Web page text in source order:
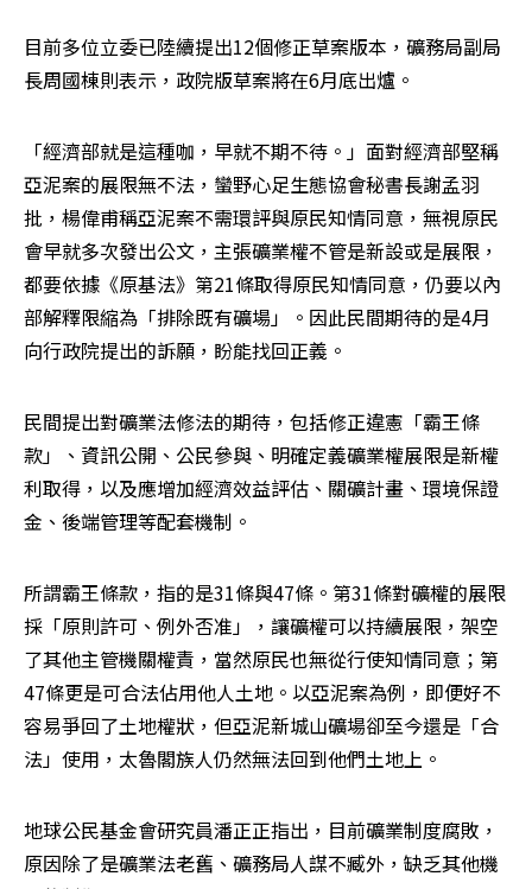
目前多位立委已陸續提出12個修正草案版本，礦務局副局
長周國棟則表示，政院版草案將在6月底出爐。
「經濟部就是這種咖，早就不期不待。」面對經濟部堅稱
亞泥案的展限無不法，蠻野心足生態協會秘書長謝孟羽
批，楊偉甫稱亞泥案不需環評與原民知情同意，無視原民
會早就多次發出公文，主張礦業權不管是新設或是展限，
都要依據《原基法》第21條取得原民知情同意，仍要以內
部解釋限縮為「排除既有礦場」。因此民間期待的是4月
向行政院提出的訴願，盼能找回正義。
民間提出對礦業法修法的期待，包括修正違憲「霸王條
款」、資訊公開、公民參與、明確定義礦業權展限是新權
利取得，以及應增加經濟效益評估、關礦計畫、環境保證
金、後端管理等配套機制。
所謂霸王條款，指的是31條與47條。第31條對礦權的展限
採「原則許可、例外否准」，讓礦權可以持續展限，架空
了其他主管機關權責，當然原民也無從行使知情同意；第
47條更是可合法佔用他人土地。以亞泥案為例，即便好不
容易爭回了土地權狀，但亞泥新城山礦場卻至今還是「合
法」使用，太魯閣族人仍然無法回到他們土地上。
地球公民基金會研究員潘正正指出，目前礦業制度腐敗，
原因除了是礦業法老舊、礦務局人謀不臧外，缺乏其他機